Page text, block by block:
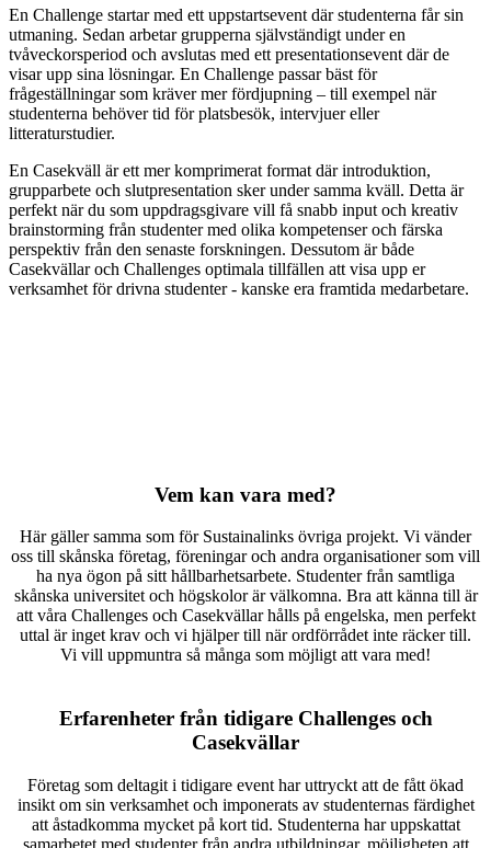
En Challenge startar med ett uppstartsevent där studenterna får sin
utmaning. Sedan arbetar grupperna självständigt under en
tvåveckorsperiod och avslutas med ett presentationsevent där de
visar upp sina lösningar. En Challenge passar bäst för
frågeställningar som kräver mer fördjupning – till exempel när
studenterna behöver tid för platsbesök, intervjuer eller
litteraturstudier.
En Casekväll är ett mer komprimerat format där introduktion,
grupparbete och slutpresentation sker under samma kväll. Detta är
perfekt när du som uppdragsgivare vill få snabb input och kreativ
brainstorming från studenter med olika kompetenser och färska
perspektiv från den senaste forskningen. Dessutom är både
Casekvällar och Challenges optimala tillfällen att visa upp er
verksamhet för drivna studenter - kanske era framtida medarbetare.
Vem kan vara med?
Här gäller samma som för Sustainalinks övriga projekt. Vi vänder
oss till skånska företag, föreningar och andra organisationer som vill
ha nya ögon på sitt hållbarhetsarbete. Studenter från samtliga
skånska universitet och högskolor är välkomna. Bra att känna till är
att våra Challenges och Casekvällar hålls på engelska, men perfekt
uttal är inget krav och vi hjälper till när ordförrådet inte räcker till.
Vi vill uppmuntra så många som möjligt att vara med!
Erfarenheter från tidigare Challenges och
Casekvällar
Företag som deltagit i tidigare event har uttryckt att de fått ökad
insikt om sin verksamhet och imponerats av studenternas färdighet
att åstadkomma mycket på kort tid. Studenterna har uppskattat
samarbetet med studenter från andra utbildningar, möjligheten att